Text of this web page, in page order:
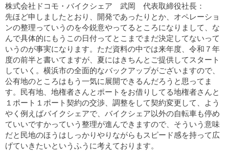
株式会社ドコモ・バイクシェア 武岡 代表取締役社長：
先ほど申しましたとおり、開発であったりとか、オペレーショ
ンの整理っていうのを今鋭意やってるところになりまして、な
んで具体的にもうこの日付ってとこまでまだ決定してないって
いうのが事実になります。ただ資料の中では来年度、令和７年
度の前半と書いてますが、夏にはきちんとご提供してスタート
していく。横浜市の全面的なバックアップがございますので、
公有地のところはもう一気に展開できるんだろうと思ってま
す。民有地、地権者さんとポートをお借りしてる地権者さんと
１ポート１ポート契約の交渉、調整をして契約変更して、よう
やく例えばバイクシェアで、バイクシェア以外の自転車も停め
ていいですかっていう整理が進んできますので、そういう意味
だと民地のほうはしっかりやりながらもスピード感を持って広
げていきたいというふうに考えております。